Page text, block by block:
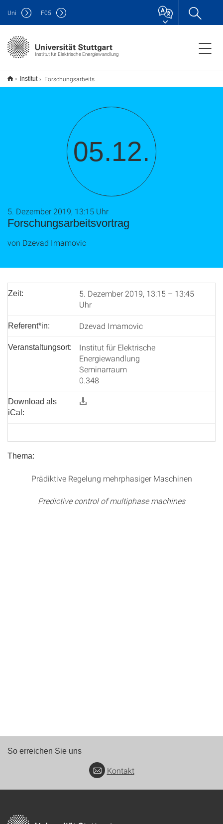
Institut für Elektrische Energiewandlung
Uni F05
Institut Forschungsarbeitsvortrag
05.12.
Forschungsarbeitsvortrag
5. Dezember 2019, 13:15 Uhr
von Dzevad Imamovic
Zeit:
5. Dezember 2019, 13:15 – 13:45
Uhr
Referent*in: Dzevad Imamovic
Veranstaltungsort:
Institut für Elektrische
Energiewandlung
Seminarraum
0.348
Download als
iCal:
Thema:
Prädiktive Regelung mehrphasiger Maschinen
Predictive control of multiphase machines
So erreichen Sie uns
Kontakt